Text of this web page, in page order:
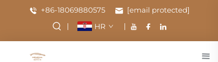
+86-18069880575
[email protected]
HR